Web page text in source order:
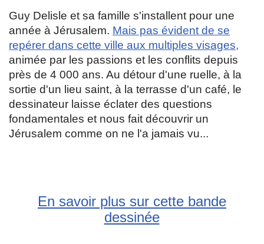
Guy Delisle et sa famille s'installent pour une
année à Jérusalem. Mais pas évident de se
repérer dans cette ville aux multiples visages,
animée par les passions et les conflits depuis
près de 4 000 ans. Au détour d'une ruelle, à la
sortie d'un lieu saint, à la terrasse d'un café, le
dessinateur laisse éclater des questions
fondamentales et nous fait découvrir un
Jérusalem comme on ne l'a jamais vu...
En savoir plus sur cette bande
dessinée